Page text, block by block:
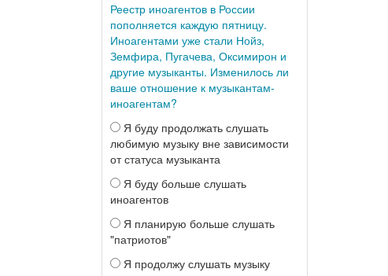
Реестр иноагентов в России
пополняется каждую пятницу.
Иноагентами уже стали Нойз,
Земфира, Пугачева, Оксимирон и
другие музыканты. Изменилось ли
ваше отношение к музыкантам-
иноагентам?
Я буду продолжать слушать
любимую музыку вне зависимости
от статуса музыканта
Я буду больше слушать
иноагентов
Я планирую больше слушать
"патриотов"
Я продолжу слушать музыку